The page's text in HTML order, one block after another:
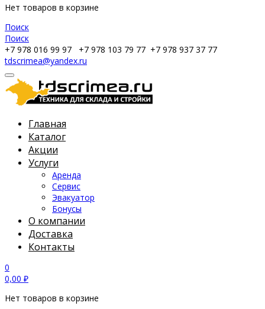
Нет товаров в корзине
Поиск
Поиск
+7 978 016 99 97
+7 978 103 79 77 +7 978 937 37 77
tdscrimea@yandex.ru
Главная
Каталог
Акции
Услуги
Аренда
Сервис
Эвакуатор
Бонусы
О компании
Доставка
Контакты
0
0,00 ₽
Нет товаров в корзине